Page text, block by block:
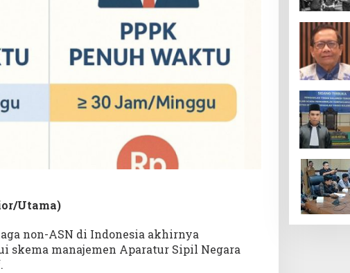
Utama)
non-ASN di Indonesia akhirnya
manajemen Aparatur Sipil Negara